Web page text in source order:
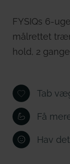
FYSIQs 6-
målrettet
hold, 2
Tab
Få
Hav